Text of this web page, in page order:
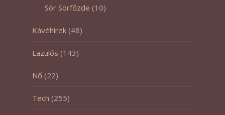
Sör Sörfőzde (10)
Kávéhírek (48)
Lazulós (143)
Nő (22)
Tech (255)